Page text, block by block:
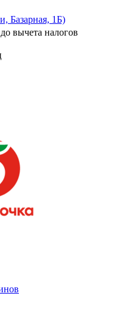
Базарная, 1Б)
до вычета налогов